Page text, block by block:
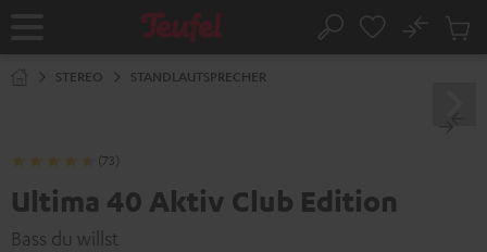
Startseite Suche
No
STEREO STANDLAUTSPRECHER
(73)
Ultima 40 Aktiv Club Edition
Bass du willst